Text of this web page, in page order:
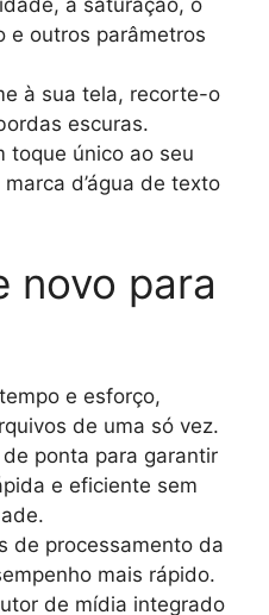
e outros parâmetros
à sua tela, recorte-o
escuras.
toque único ao seu
d’água de texto
novo para
e esforço,
de uma só vez.
ponta para garantir
e eficiente sem
de processamento da
mais rápido.
de mídia integrado